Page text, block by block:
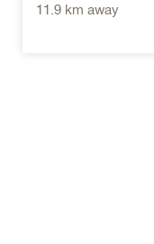
11.9 km away